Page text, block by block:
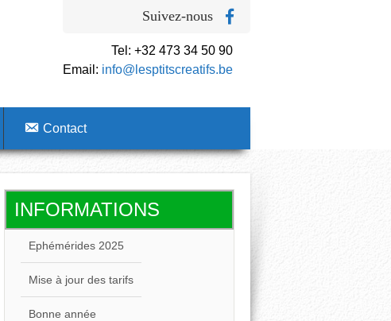
Suivez-nous
Tel: +32 473 34 50 90
Email: info@lesptitscreatifs.be
Contact
INFORMATIONS
Ephémérides 2025
Mise à jour des tarifs
Bonne année